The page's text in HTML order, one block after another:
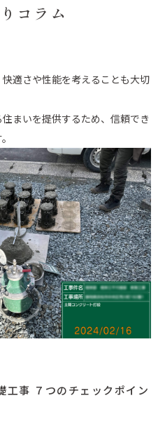
コラム
適さや性能を考えることも大切
まいを提供するため、 信頼でき
工事 ７つのチェックポイン